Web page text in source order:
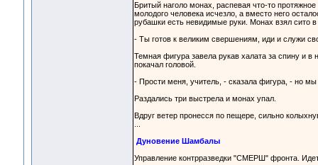
Бритый наголо монах, распевая что-то
молодого человека исчезло, а вместо него
рубашки есть невидимые руки. Монах взял сито
- Ты готов к великим свершениям, иди и служи
Темная фигура завела рукав халата за спину и
покачал головой.
- Прости меня, учитель, - сказала фигура, - но
Раздались три выстрела и монах упал.
Вдруг ветер пронесся по пещере, сильно
Дуновение Шамбалы
Управление контрразведки "СМЕРШ" фронта.